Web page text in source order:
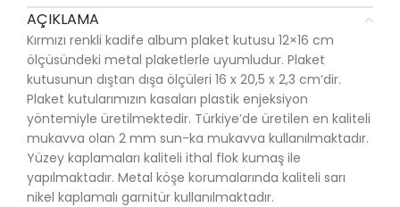
AÇIKLAMA
Kırmızı renkli kadife album plaket kutusu 12×16 cm
ölçüsündeki metal plaketlerle uyumludur. Plaket
kutusunun dıştan dışa ölçüleri 16 x 20,5 x 2,3 cm’dir.
Plaket kutularımızın kasaları plastik enjeksiyon
yöntemiyle üretilmektedir. Türkiye’de üretilen en kaliteli
mukavva olan 2 mm sun-ka mukavva kullanılmaktadır.
Yüzey kaplamaları kaliteli ithal flok kumaş ile
yapılmaktadır. Metal köşe korumalarında kaliteli sarı
nikel kaplamalı garnitür kullanılmaktadır.